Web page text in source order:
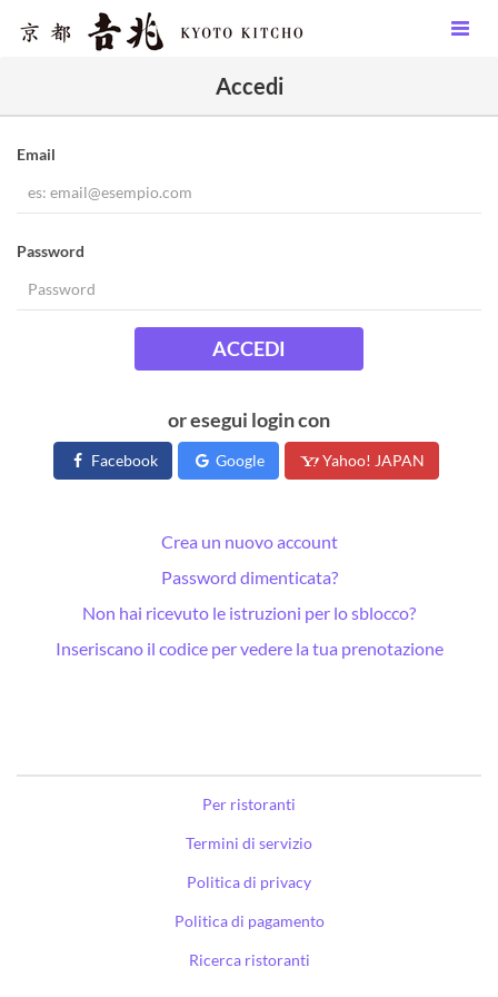
Accedi
Email
Password
ACCEDI
or esegui login con
Facebook Google Yahoo! JAPAN
Crea un nuovo account
Password dimenticata?
Non hai ricevuto le istruzioni per lo sblocco?
Inseriscano il codice per vedere la tua prenotazione
Per ristoranti
Termini di servizio
Politica di privacy
Politica di pagamento
Ricerca ristoranti